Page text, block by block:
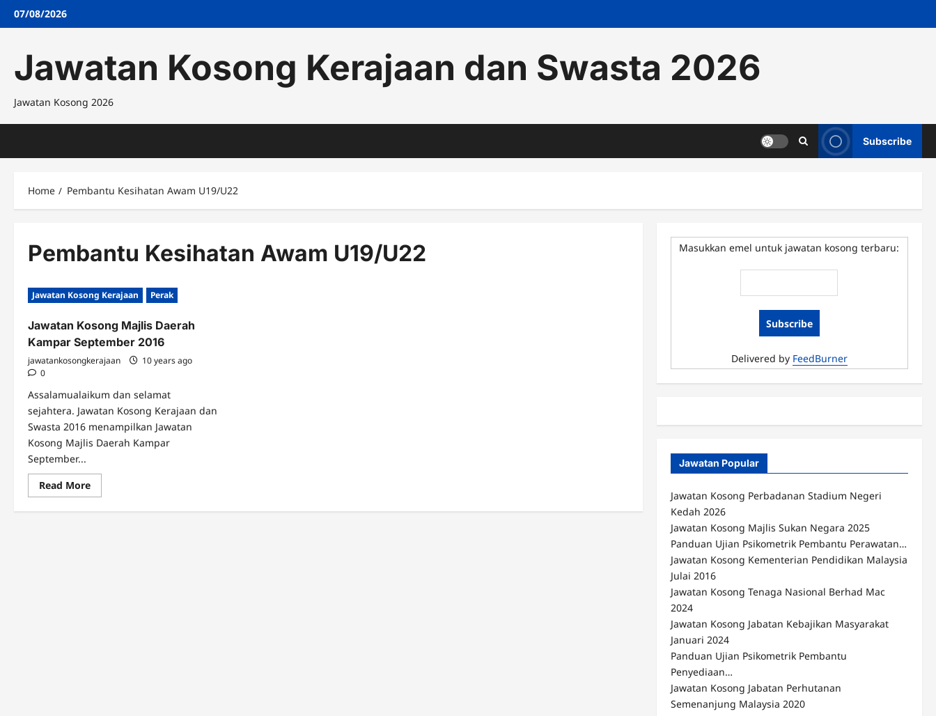
Skip07/08/2026
Jawatan Kosong Kerajaan dan Swasta 2026
Jawatan Kosong 2026
Subscribe
Home Pembantu Kesihatan Awam U19/U22
Pembantu Kesihatan Awam U19/U22
Jawatan Kosong Kerajaan Perak
Jawatan Kosong Majlis Daerah
Kampar September 2016
jawatankosongkerajaan
10 years ago
0
Assalamualaikum dan selamat
sejahtera. Jawatan Kosong Kerajaan dan
Swasta 2016 menampilkan Jawatan
Kosong Majlis Daerah Kampar
September...
Read MoreRead
more
Jawatan
Masukkan emel untuk jawatan kosong terbaru:
Delivered by FeedBurner
Jawatan Popular
Jawatan Kosong Perbadanan Stadium Negeri
Kedah 2026
Jawatan Kosong Majlis Sukan Negara 2025
Panduan Ujian Psikometrik Pembantu Perawatan…
Jawatan Kosong Kementerian Pendidikan Malaysia
Julai 2016
Jawatan Kosong Tenaga Nasional Berhad Mac
2024
Jawatan Kosong Jabatan Kebajikan Masyarakat
Januari 2024
Panduan Ujian Psikometrik Pembantu
Penyediaan…
Jawatan Kosong Jabatan Perhutanan
Semenanjung Malaysia 2020